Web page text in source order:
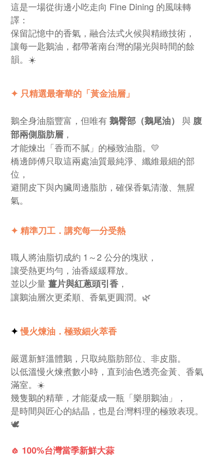
這是一場從街邊小吃走向 Fine Dining 的風味轉
譯：
保留記憶中的香氣，融合法式火候與精緻技術，
讓每一匙鵝油，都帶著南台灣的陽光與時間的餘
韻。☀️
✦ 只精選最奢華的「黃金油層」
鵝全身油脂豐富，但唯有鵝臀部（鵝尾油） 與 腹
部兩側脂肪層 ，
才能煉出「香而不膩」的極致油脂。💛
橋邊師傅只取這兩處油質最純淨、纖維最細的部
位，
避開皮下與內臟周邊脂肪，確保香氣清澈、無腥
氣。
✦ 精準刀工．講究每一分受熱
職人將油脂切成約 1～2 公分的塊狀，
讓受熱更均勻，油香緩緩釋放。
並以少量薑片與紅蔥頭引香 ，
讓鵝油層次更柔順、香氣更圓潤。🌿
✦慢火煉油．極致細火萃香
嚴選新鮮溫體鵝，只取純脂肪部位、非皮脂。
以低溫慢火煉煮數小時，直到油色透亮金黃、香氣
滿室。☀️
幾隻鵝的精華，才能凝成一瓶「樂朋鵝油」，
是時間與匠心的結晶，也是台灣料理的極致表現。
🕊️
🧄 100%台灣當季新鮮大蒜